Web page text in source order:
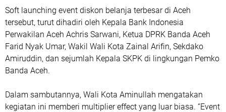
Soft launching event diskon belanja terbesar di Aceh
tersebut, turut dihadiri oleh Kepala Bank Indonesia
Perwakilan Aceh Achris Sarwani, Ketua DPRK Banda Aceh
Farid Nyak Umar, Wakil Wali Kota Zainal Arifin, Sekdako
Amiruddin, dan sejumlah Kepala SKPK di lingkungan Pemko
Banda Aceh.
Dalam sambutannya, Wali Kota Aminullah mengatakan
kegiatan ini memberi multiplier effect yang luar biasa. “Event